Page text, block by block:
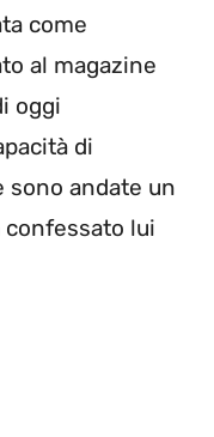
come
al magazine
oggi
di
sono andate un
confessato lui